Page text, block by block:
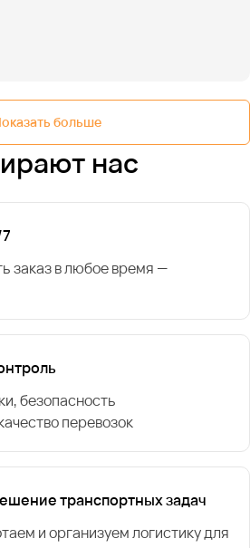
больше
нас
заказ в любое время —
безопасность
перевозок
транспортных задач
и организуем логистику для